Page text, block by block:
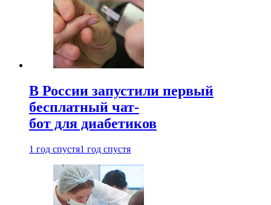
В России запустили первый
бесплатный чат-
бот для диабетиков
1 год спустя1 год спустя